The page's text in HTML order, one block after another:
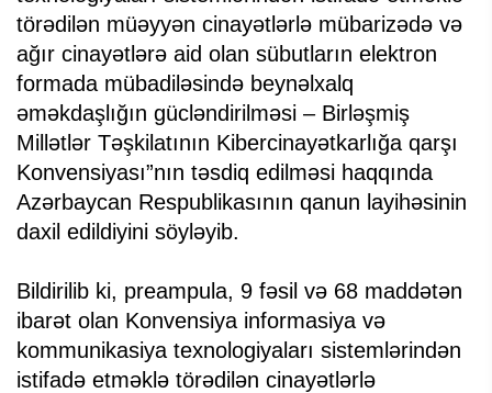
törədilən müəyyən cinayətlərlə mübarizədə və
ağır cinayətlərə aid olan sübutların elektron
formada mübadiləsində beynəlxalq
əməkdaşlığın gücləndirilməsi – Birləşmiş
Millətlər Təşkilatının Kibercinayətkarlığa qarşı
Konvensiyası”nın təsdiq edilməsi haqqında
Azərbaycan Respublikasının qanun layihəsinin
daxil edildiyini söyləyib.
Bildirilib ki, preampula, 9 fəsil və 68 maddətən
ibarət olan Konvensiya informasiya və
kommunikasiya texnologiyaları sistemlərindən
istifadə etməklə törədilən cinayətlərlə